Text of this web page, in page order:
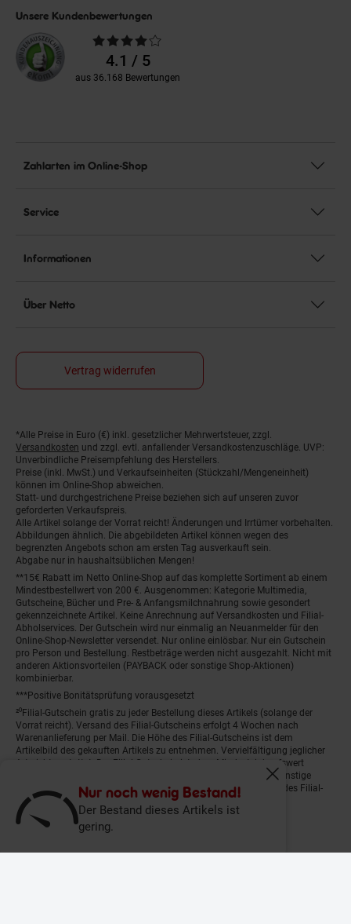
Nur noch wenig Bestand!
Der Bestand dieses Artikels ist
gering.
Fenster
Unsere Kundenbewertungen
Durchschnittliche
Bewertungen4.1 / 5
aus 36.168 Bewertungen
Zahlarten im Online-Shop
Service
Informationen
Über Netto
Vertrag widerrufen
Fußnoten
*Alle Preise in Euro (€) inkl. gesetzlicher Mehrwertsteuer, zzgl.
Versandkosten und zzgl. evtl. anfallender Versandkostenzuschläge. UVP:
Unverbindliche Preisempfehlung des Herstellers.
Preise (inkl. MwSt.) und Verkaufseinheiten (Stückzahl/Mengeneinheit)
können im Online-Shop abweichen.
Statt- und durchgestrichene Preise beziehen sich auf unseren zuvor
geforderten Verkaufspreis.
Alle Artikel solange der Vorrat reicht! Änderungen und Irrtümer vorbehalten.
Abbildungen ähnlich. Die abgebildeten Artikel können wegen des
begrenzten Angebots schon am ersten Tag ausverkauft sein.
Abgabe nur in haushaltsüblichen Mengen!
**15€ Rabatt im Netto Online-Shop auf das komplette Sortiment ab einem
Mindestbestellwert von 200 €. Ausgenommen: Kategorie Multimedia,
Gutscheine, Bücher und Pre- & Anfangsmilchnahrung sowie gesondert
gekennzeichnete Artikel. Keine Anrechnung auf Versandkosten und Filial-
Abholservices. Der Gutschein wird nur einmalig an Neuanmelder für den
Online-Shop-Newsletter versendet. Nur online einlösbar. Nur ein Gutschein
pro Person und Bestellung. Restbeträge werden nicht ausgezahlt. Nicht mit
anderen Aktionsvorteilen (PAYBACK oder sonstige Shop-Aktionen)
kombinierbar.
***Positive Bonitätsprüfung vorausgesetzt
²⁰Filial-Gutschein gratis zu jeder Bestellung dieses Artikels (solange der
Vorrat reicht). Versand des Filial-Gutscheins erfolgt 4 Wochen nach
Warenanlieferung per Mail. Die Höhe des Filial-Gutscheins ist dem
Artikelbild des gekauften Artikels zu entnehmen. Vervielfältigung jeglicher
Art nicht gestattet. Der Filial-Gutschein ist ohne Mindesteinkaufswert
einlösbar. Nicht mit anderen Aktionsvorteilen (PAYBACK oder sonstige
Shop-Aktionen) kombinierbar. Der jeweilige Gültigkeitszeitraum des Filial-
Gutscheins ist darauf vermerkt.